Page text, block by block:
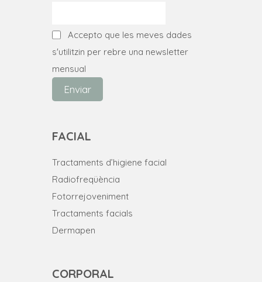
Accepto que les meves dades
s'utilitzin per rebre una newsletter
mensual
Enviar
FACIAL
Tractaments d’higiene facial
Radiofreqüència
Fotorrejoveniment
Tractaments facials
Dermapen
CORPORAL